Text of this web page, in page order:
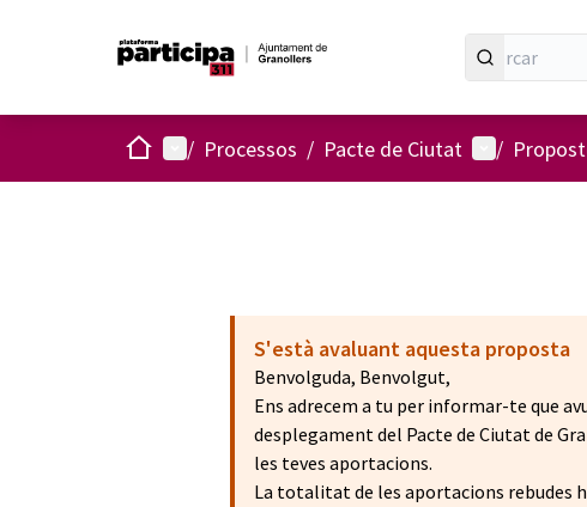
Inici Menú principal
/ Processos / Pacte de Ciutat Menú
/
S'està avaluant aquesta proposta
Benvolguda, Benvolgut,
Ens adrecem a tu per informar-te que
desplegament del Pacte de Ciutat de
les teves aportacions.
La totalitat de les aportacions rebudes